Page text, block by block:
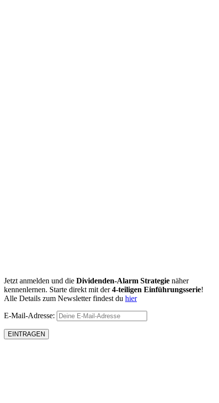
Jetzt anmelden und die Dividenden-Alarm Strategie näher
kennenlernen. Starte direkt mit der4-teiligen Einführungsserie!
Alle Details zum Newsletter findest du hier
E-Mail-Adresse: